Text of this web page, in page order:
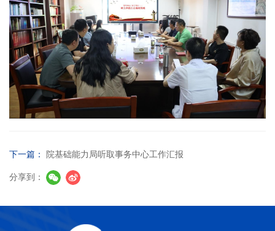
下一篇： 院基础能力局听取事务中心工作汇报
分享到：